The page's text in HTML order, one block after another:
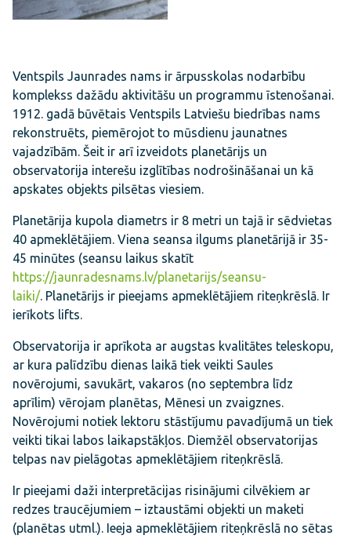
Ventspils Jaunrades nams ir ārpusskolas nodarbību
komplekss dažādu aktivitāšu un programmu īstenošanai.
1912. gadā būvētais Ventspils Latviešu biedrības nams
rekonstruēts, piemērojot to mūsdienu jaunatnes
vajadzībām. Šeit ir arī izveidots planetārijs un
observatorija interešu izglītības nodrošināšanai un kā
apskates objekts pilsētas viesiem.
Planetārija kupola diametrs ir 8 metri un tajā ir sēdvietas
40 apmeklētājiem. Viena seansa ilgums planetārijā ir 35-
45 minūtes (seansu laikus skatīt
https://jaunradesnams.lv/planetarijs/seansu-
laiki/. Planetārijs ir pieejams apmeklētājiem riteņkrēslā. Ir
ierīkots lifts.
Observatorija ir aprīkota ar augstas kvalitātes teleskopu,
ar kura palīdzību dienas laikā tiek veikti Saules
novērojumi, savukārt, vakaros (no septembra līdz
aprīlim) vērojam planētas, Mēnesi un zvaigznes.
Novērojumi notiek lektoru stāstījumu pavadījumā un tiek
veikti tikai labos laikapstākļos. Diemžēl observatorijas
telpas nav pielāgotas apmeklētājiem riteņkrēslā.
Ir pieejami daži interpretācijas risinājumi cilvēkiem ar
redzes traucējumiem – iztaustāmi objekti un maketi
(planētas utml.). Ieeja apmeklētājiem riteņkrēslā no sētas